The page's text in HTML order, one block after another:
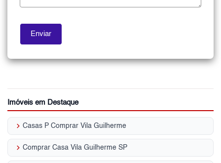
Imóveis em Destaque
keyboard_arrow_right Casas P Comprar Vila Guilherme
keyboard_arrow_right Comprar Casa Vila Guilherme SP